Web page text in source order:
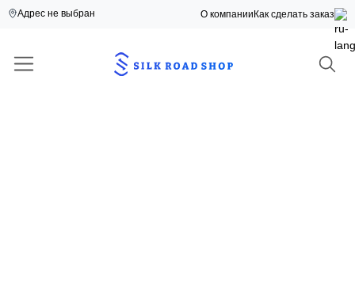
Адрес не выбран О компании Как сделать заказ